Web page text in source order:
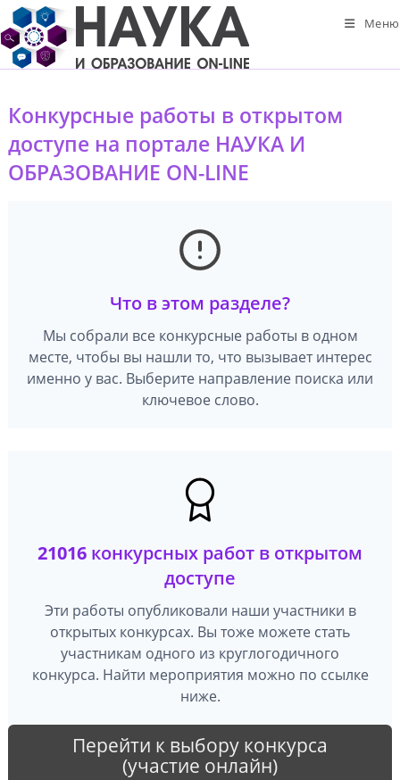
Перейти
к
содержимому
Меню
Конкурсные работы в открытом
доступе на портале НАУКА И
ОБРАЗОВАНИЕ ON-LINE
Что в этом разделе?
Мы собрали все конкурсные работы в одном
месте, чтобы вы нашли то, что вызывает интерес
именно у вас. Выберите направление поиска или
ключевое слово.
21016 конкурсных работ в открытом
доступе
Эти работы опубликовали наши участники в
открытых конкурсах. Вы тоже можете стать
участникам одного из круглогодичного
конкурса. Найти мероприятия можно по ссылке
ниже.
Перейти к выбору конкурса
(участие онлайн)